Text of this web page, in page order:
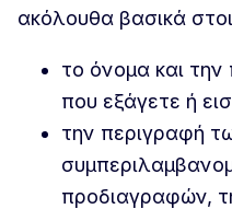
ακόλουθα βασικά
το όνομα και
που εξάγετε ή
την περιγραφή
προδιαγραφών,